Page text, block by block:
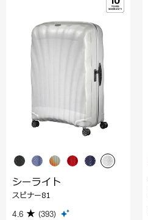
シーライト
スピナー81
4.6 (393)